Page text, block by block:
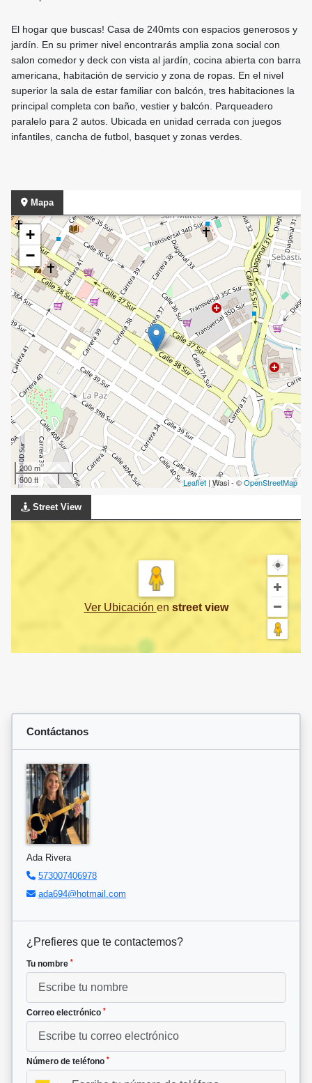
El hogar que buscas! Casa de 240mts con espacios generosos y
jardín. En su primer nivel encontrarás amplia zona social con
salon comedor y deck con vista al jardín, cocina abierta con barra
americana, habitación de servicio y zona de ropas. En el nivel
superior la sala de estar familiar con balcón, tres habitaciones la
principal completa con baño, vestier y balcón. Parqueadero
paralelo para 2 autos. Ubicada en unidad cerrada con juegos
infantiles, cancha de futbol, basquet y zonas verdes.
Mapa
+
−
200 m
500 ft
Leaflet| Wasi - ©OpenStreetMap
Street View
Ver Ubicación en street view
Contáctanos
Ada Rivera
573007406978
ada694@hotmail.com
¿Prefieres que te contactemos?
Tu nombre *
Correo electrónico *
Número de teléfono *